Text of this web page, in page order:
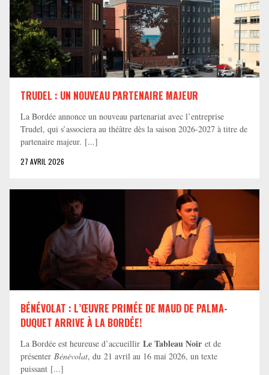
TRUDEL : UN NOUVEAU PARTENAIRE MAJEUR
La Bordée annonce un nouveau partenariat avec l’entreprise
Trudel, qui s’associera au théâtre dès la saison 2026-2027 à titre de
partenaire majeur. [...]
27 AVRIL 2026
BÉNÉVOLAT : L’ŒUVRE PRIMÉE DE MAUD DE PALMA-
DUQUET ARRIVE À LA BORDÉE!
La Bordée est heureuse d’accueillir Le Tableau Noir et de
présenter Bénévolat, du 21 avril au 16 mai 2026, un texte
puissant [...]